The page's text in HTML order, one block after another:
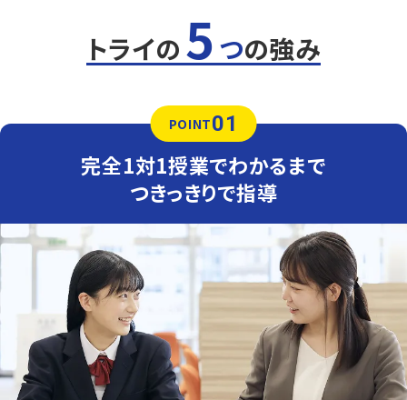
上柚木中は学校で解いた問題やその類題が出題されるた
め、日々の復習が成績アップのポイントです。テスト本番で
確実に解けるよう、トライでは学校でわからなかった問題
をわかるまでつきっきりでサポートします。
英語（教科書：三省堂）
上柚木中は学校で扱った問題やその応用がテストに出題
されることが多いため、学校の復習が得点アップのポイン
おいて指導します。
人気のコース
南大沢中学校
学内テスト対策コース
鑓水中、南大沢中、上柚木中、松木中、宮上中など、学校別
でテスト対策をします。
鑓水中は、英検や小中連携の英語の授業などで全体的に
英語の力を入れています。学校のテスト対策では教科書内
容だけでなく、実践的な長文の読み取り対策などを取り入
れてみましょう。
トライの 5 つの強み
POINT01
完全1対1授業でわかるまで
つきっきりで指導